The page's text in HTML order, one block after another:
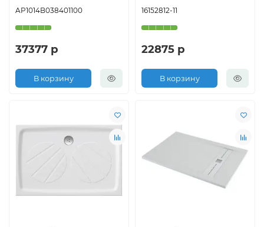
AP1014B038401100
37377 р
В корзину
16152812-11
22875 р
В корзину